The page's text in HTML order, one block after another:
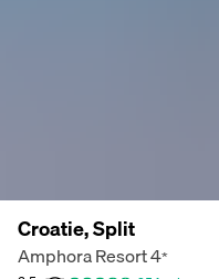
Croatie, Split
Amphora Resort4*